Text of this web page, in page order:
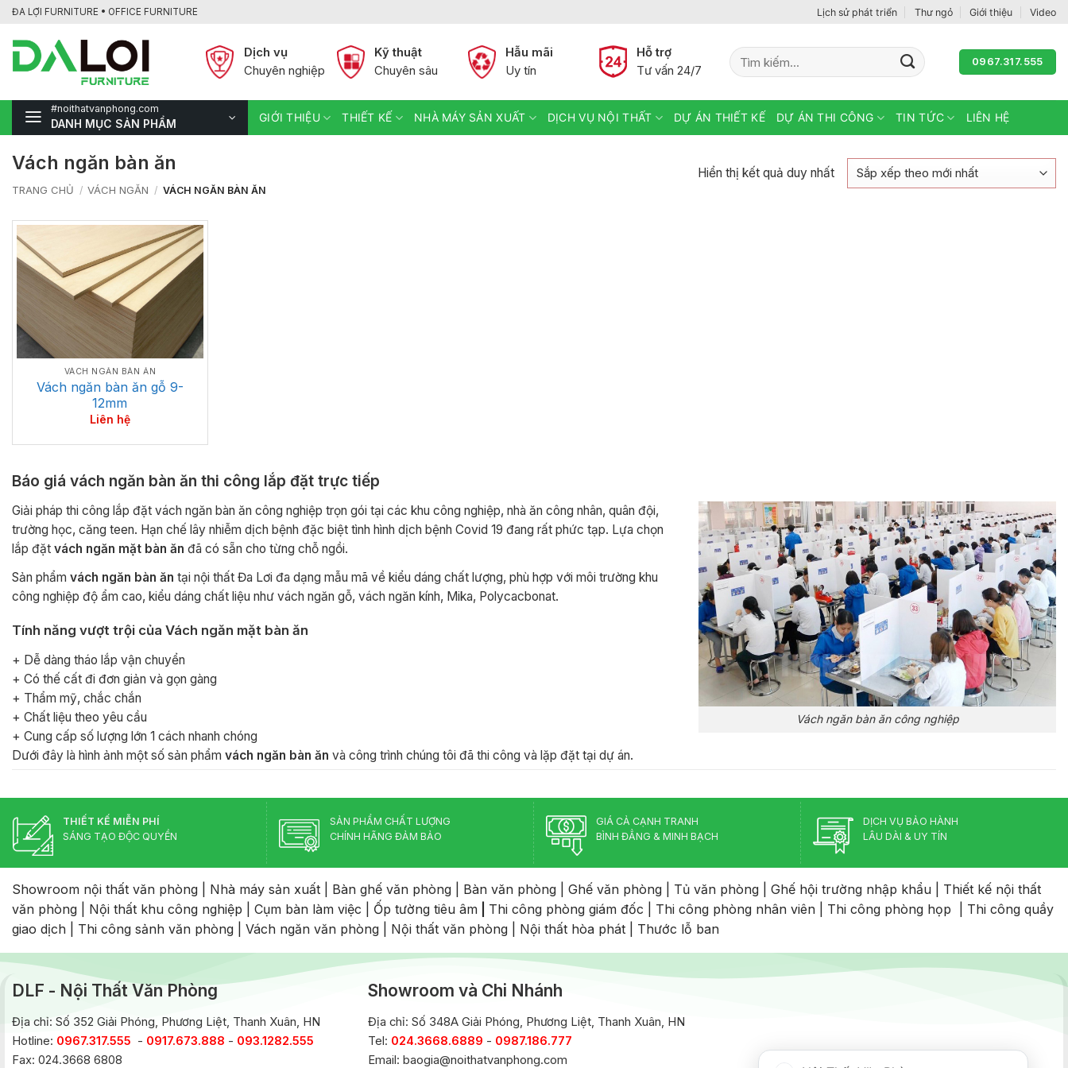
Bỏ
nội
dung
ĐA LỢI FURNITURE • OFFICE FURNITURE Lịch sử phát triển Thư ngỏ Giới thiệu Video
Dịch vụ
Chuyên nghiệp
Kỹ thuật
Chuyên sâu
Hẫu mãi
Uy tín
Hỗ trợ
Tư vấn 24/7
Tìm
kiếm:
0967.317.555
#noithatvanphong.com
DANH MỤC SẢN PHẨM GIỚI THIỆU THIẾT KẾ NHÀ MÁY SẢN XUẤT DỊCH VỤ NỘI THẤT DỰ ÁN THIẾT KẾ DỰ ÁN THI CÔNG TIN TỨC LIÊN HỆ
Vách ngăn bàn ăn
TRANG CHỦ / VÁCH NGĂN / VÁCH NGĂN BÀN ĂN
Hiển thị kết quả duy nhất
VÁCH NGĂN BÀN ĂN
Vách ngăn bàn ăn gỗ 9-
12mm
Liên hệ
Báo giá vách ngăn bàn ăn thi công lắp đặt trực tiếp
Vách ngăn bàn ăn công nghiệp
Giải pháp thi công lắp đặt vách ngăn bàn ăn công nghiệp trọn gói tại các khu công nghiệp, nhà ăn công nhân, quân đội,
trường học, căng teen. Hạn chế lây nhiễm dịch bệnh đặc biệt tình hình dịch bệnh Covid 19 đang rất phức tạp. Lựa chọn
lắp đặt vách ngăn mặt bàn ăn đã có sẵn cho từng chỗ ngồi.
Sản phẩm vách ngăn bàn ăn tại nội thất Đa Lơi đa dạng mẫu mã về kiểu dáng chất lượng, phù hợp với môi trường khu
công nghiệp độ ẩm cao, kiểu dáng chất liệu như vách ngăn gỗ, vách ngăn kính, Mika, Polycacbonat.
Tính năng vượt trội của Vách ngăn mặt bàn ăn
+ Dễ dàng tháo lắp vận chuyển
+ Có thế cất đi đơn giản và gọn gàng
+ Thẩm mỹ, chắc chắn
+ Chất liệu theo yêu cầu
+ Cung cấp số lượng lớn 1 cách nhanh chóng
Dưới đây là hình ảnh một số sản phẩm vách ngăn bàn ăn và công trình chúng tôi đã thi công và lặp đặt tại dự án.
THIẾT KẾ MIỄN PHÍ
SÁNG TẠO ĐỘC QUYỀN
SẢN PHẨM CHẤT LƯỢNG
CHÍNH HÃNG ĐẢM BẢO
GIÁ CẢ CẠNH TRANH
BÌNH ĐẲNG & MINH BẠCH
DỊCH VỤ BẢO HÀNH
LÂU DÀI & UY TÍN
Showroom nội thất văn phòng Nhà máy sản xuất Bàn ghế văn phòng Bàn văn phòng Ghế văn phòng Tủ văn phòng Ghế hội trường nhập khẩu
Thiết kế nội thất
văn phòng
Nội thất khu công nghiệp Cụm bàn làm việc Ốp tường tiêu âm Thi công phòng giám đốc Thi công phòng nhân viên Thi công phòng họp
Thi công quầy
giao dịch
Thi công sảnh văn phòng Vách ngăn văn phòng Nội thất văn phòng Nội thất hòa phát Thước lỗ ban
DLF - Nội Thất Văn Phòng
Địa chỉ: Số 352 Giải Phóng, Phương Liệt, Thanh Xuân, HN
Hotline: 0967.317.555 - 0917.673.888 - 093.1282.555
Fax: 024.3668 6808
Showroom và Chi Nhánh
Địa chỉ: Số 348A Giải Phóng, Phương Liệt, Thanh Xuân, HN
Tel: 024.3668.6889 - 0987.186.777
Email: baogia@noithatvanphong.com